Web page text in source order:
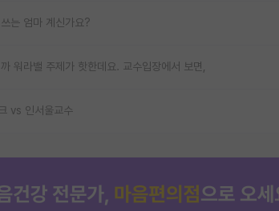
는 엄마 계신가요?
워라밸 주제가 핫한데요. 교수입장에서 보면,
vs 인서울교수